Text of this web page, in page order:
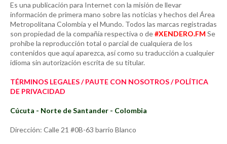
Es una publicación para Internet con la misión de llevar
información de primera mano sobre las noticias y hechos del Área
Metropolitana Colombia y el Mundo. Todos las marcas registradas
son propiedad de la compañía respectiva o de#XENDERO.FM Se
prohíbe la reproducción total o parcial de cualquiera de los
contenidos que aquí aparezca, así como su traducción a cualquier
idioma sin autorización escrita de su titular.
TÉRMINOS LEGALES / PAUTE CON NOSOTROS / POLÍTICA
DE PRIVACIDAD
Cúcuta - Norte de Santander - Colombia
Dirección: Calle 21 #0B-63 barrio Blanco